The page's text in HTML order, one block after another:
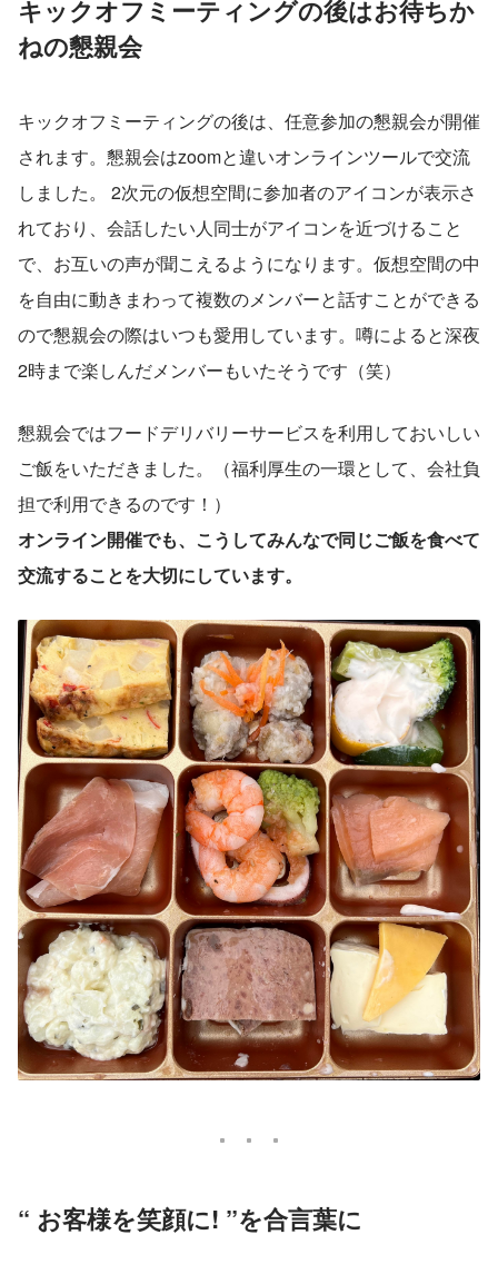
キックオフミーティングの後はお待ちか
ねの懇親会
キックオフミーティングの後は、任意参加の懇親会が開催
されます。懇親会はzoomと違いオンラインツールで交流
しました。 2次元の仮想空間に参加者のアイコンが表示さ
れており、会話したい人同士がアイコンを近づけること
で、お互いの声が聞こえるようになります。仮想空間の中
を自由に動きまわって複数のメンバーと話すことができる
ので懇親会の際はいつも愛用しています。噂によると深夜
2時まで楽しんだメンバーもいたそうです（笑）
懇親会ではフードデリバリーサービスを利用しておいしい
ご飯をいただきました。（福利厚生の一環として、会社負
担で利用できるのです！）
オンライン開催でも、こうしてみんなで同じご飯を食べて
交流することを大切にしています。
“ お客様を笑顔に! ”を合言葉に